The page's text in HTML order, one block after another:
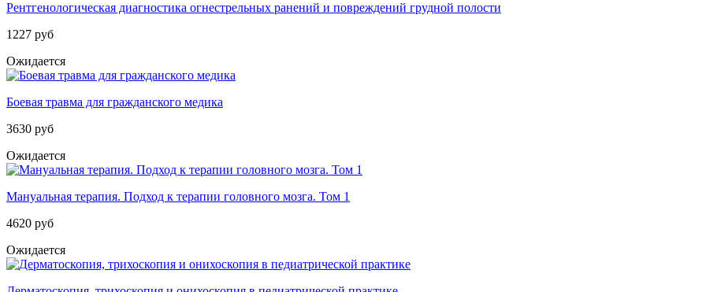
Рентгенологическая диагностика огнестрельных ранений и повреждений грудной полости
1227 руб
Ожидается
Боевая травма для гражданского медика
3630 руб
Ожидается
Мануальная терапия. Подход к терапии головного мозга. Том 1
4620 руб
Ожидается